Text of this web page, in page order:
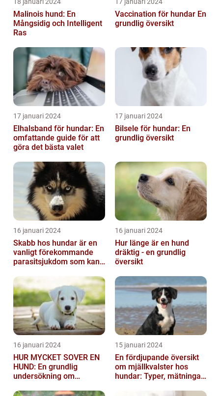
Malinois hund: En
Mångsidig och Intelligent
Ras
Vaccination för hundar En
grundlig översikt
17 januari 2024
Elhalsband för hundar: En
omfattande guide för att
göra det bästa valet
17 januari 2024
Bilsele för hundar: En
grundlig översikt
16 januari 2024
Skabb hos hundar är en
vanligt förekommande
parasitsjukdom som kan
och smittsa...
16 januari 2024
Hur länge är en hund
dräktig - en grundlig
översikt
16 januari 2024
HUR MYCKET SOVER EN
HUND: En grundlig
undersökning om
15 januari 2024
En fördjupande översikt
om mjällkvalster hos
hundar: Typer, mätningar